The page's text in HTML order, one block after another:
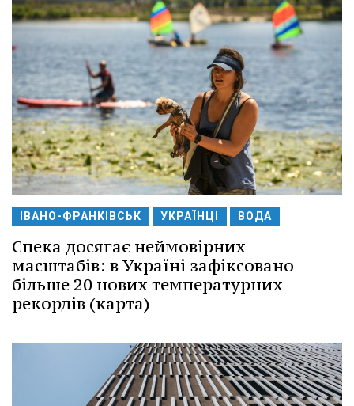
ІВАНО-ФРАНКІВСЬК УКРАЇНЦІ ВОДА
Спека досягає неймовірних
масштабів: в Україні зафіксовано
більше 20 нових температурних
рекордів (карта)